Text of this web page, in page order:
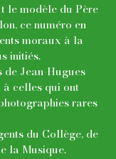
le modèle du Père
ce numéro en
moraux à la
initiés.
Jean-Hugues
à celles qui ont
rares
du Collège, de
la Musique.